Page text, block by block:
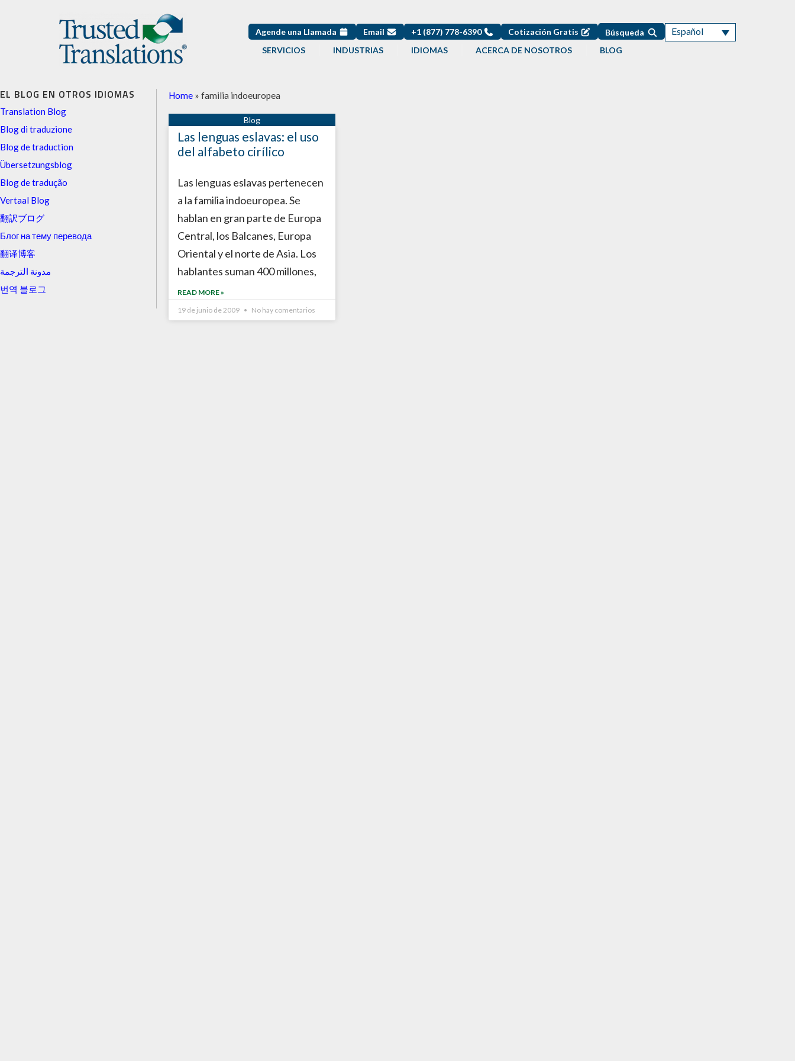
Agende una Llamada Email +1 (877) 778-6390 Cotización Gratis Búsqueda Español
SERVICIOS INDUSTRIAS IDIOMAS ACERCA DE NOSOTROS BLOG
EL BLOG EN OTROS IDIOMAS
Translation Blog
Blog di traduzione
Blog de traduction
Übersetzungsblog
Blog de tradução
Vertaal Blog
翻訳ブログ
Блог на тему перевода
翻译博客
مدونة الترجمة
번역 블로그
Home » familia indoeuropea
Las lenguas eslavas: el uso
del alfabeto cirílico
Las lenguas eslavas pertenecen
a la familia indoeuropea. Se
hablan en gran parte de Europa
Central, los Balcanes, Europa
Oriental y el norte de Asia. Los
hablantes suman 400 millones,
READ MORE »
19 de junio de 2009
No hay comentarios